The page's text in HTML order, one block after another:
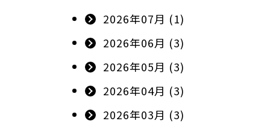
2026年07月 (1)
2026年06月 (3)
2026年05月 (3)
2026年04月 (3)
2026年03月 (3)